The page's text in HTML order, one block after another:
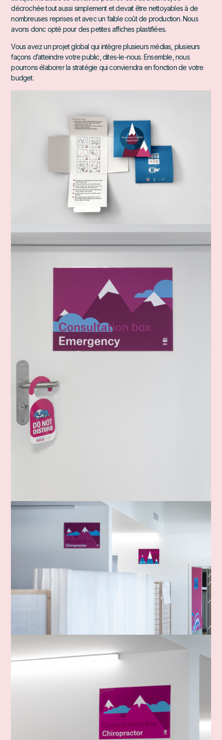
décrochée tout aussi simplement et devait être nettoyables à de
nombreuses reprises et avec un faible coût de production. Nous
avons donc opté pour des petites affiches plastifiées.
Vous avez un projet global qui intègre plusieurs médias, plusieurs
façons d’atteindre votre public, dites-le-nous. Ensemble, nous
pourrons élaborer la stratégie qui conviendra en fonction de votre
budget.